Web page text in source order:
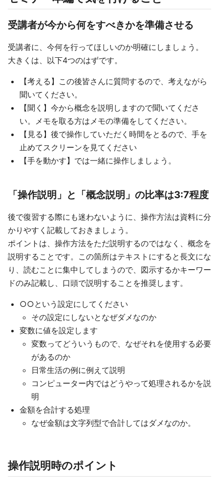
受講者が今から何をすべきかを準備させる
受講者に、今何を行ってほしいのか明確にしましょう。
大きくは、以下4つのはずです。
【考える】この後皆さんに質問するので、考えながら
聞いてください。
【聞く】今から概念を説明しますので聞いてくださ
い。メモを取る方はメモの準備をしてください。
【見る】後で操作していただく時間をとるので、手を
止めてスクリーンを見てください
【手を動かす】では一緒に操作しましょう。
「操作説明」と「概念説明」の比率は3:7程度
後で復習する際にも迷わないように、操作方法は資料に分
かりやすく記載しておきましょう。
ポイントは、操作方法をただ説明するのではなく、概念を
説明することです。この箇所はテキストにすると長文にな
り、読むことに集中してしまうので、図示するかキーワー
ドのみ記載し、口頭で説明することを推奨します。
○○という設定にしてください
その設定にしないとなぜダメなのか
変数に値を設定します
変数ってどういうもので、なぜそれを使用する必要
があるのか
日常生活の例に例えて説明
コンピューター内ではどうやって処理されるかを説
明
金額を合計する処理
なぜ金額は文字列型で合計してはダメなのか。
操作説明時のポイント